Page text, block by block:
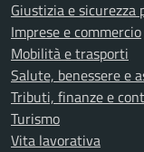
Giustizia e sicurezza
Imprese e commercio
Mobilità e trasporti
Salute, benessere e
Tributi, finanze e
Turismo
Vita lavorativa